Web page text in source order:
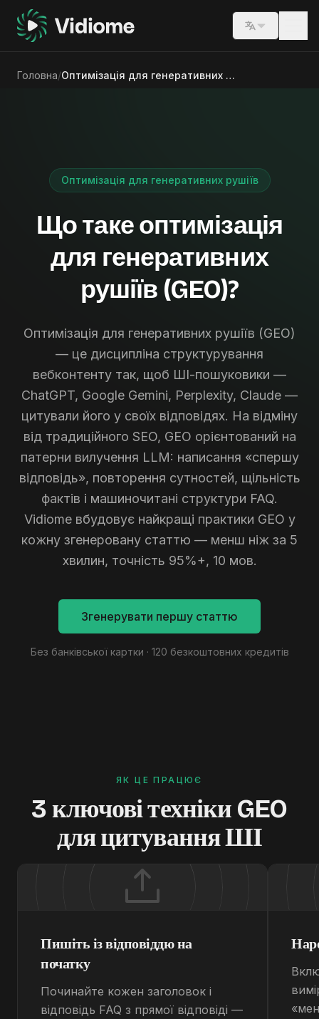
Switch
Головна/ Оптимізація для генеративних рушіїв
Оптимізація для генеративних рушіїв
Що таке оптимізація
для генеративних
рушіїв (GEO)?
Оптимізація для генеративних рушіїв (GEO)
— це дисципліна структурування
вебконтенту так, щоб ШІ-пошуковики —
ChatGPT, Google Gemini, Perplexity, Claude —
цитували його у своїх відповідях. На відміну
від традиційного SEO, GEO орієнтований на
патерни вилучення LLM: написання «спершу
відповідь», повторення сутностей, щільність
фактів і машиночитані структури FAQ.
Vidiome вбудовує найкращі практики GEO у
кожну згенеровану статтю — менш ніж за 5
хвилин, точність 95%+, 10 мов.
Згенерувати першу статтю
Без банківської картки · 120 безкоштовних кредитів
ЯК ЦЕ ПРАЦЮЄ
3 ключові техніки GEO
для цитування ШІ
Пишіть із відповіддю на
початку
Починайте кожен заголовок і
відповідь FAQ з прямої відповіді —